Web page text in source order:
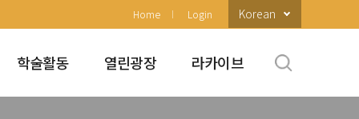
Home Login Korean
학술활동 열린광장 라카이브